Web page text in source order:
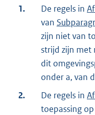
1.
De regels in
van
zijn niet van
strijd zijn met
dit
onder a, van
2.
De regels in
toepassing